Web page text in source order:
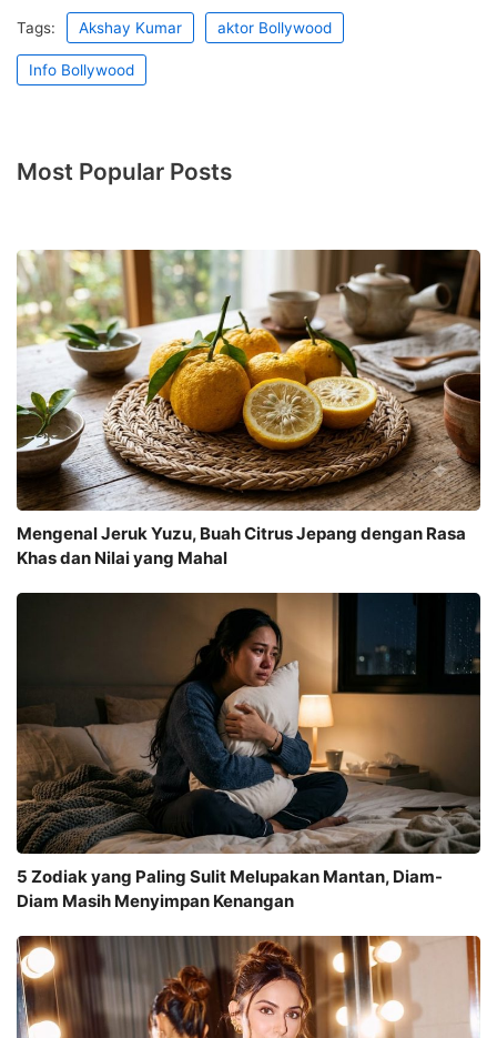
Tags: Akshay Kumar aktor Bollywood
Info Bollywood
Most Popular Posts
Mengenal Jeruk Yuzu, Buah Citrus Jepang dengan Rasa
Khas dan Nilai yang Mahal
5 Zodiak yang Paling Sulit Melupakan Mantan, Diam-
Diam Masih Menyimpan Kenangan